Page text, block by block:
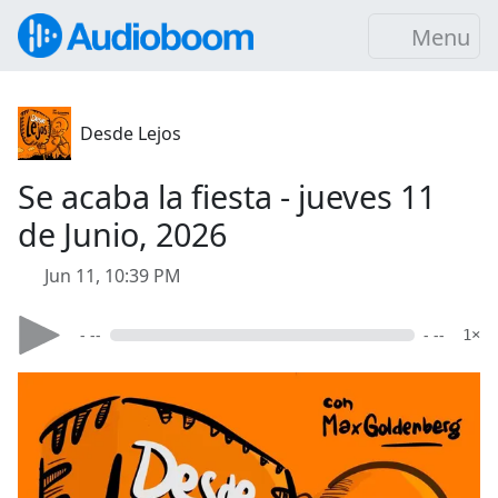
Menu
Desde Lejos
Se acaba la fiesta - jueves 11
de Junio, 2026
Jun 11, 10:39 PM
- -- - -- 1×